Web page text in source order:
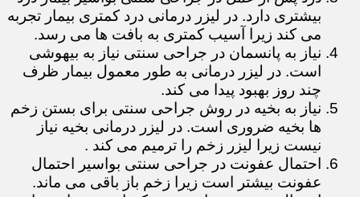
بیشتری دارد. در لیزر درمانی درد کمتری بیمار تجربه
می کند زیرا آسیب کمتری به بافت ها می رسد.
نیاز به پانسمان در جراحی سنتی نیاز به بیهوشی
است. در لیزر درمانی به طور معمول بیمار ظرف
چند روز بهبود پیدا می کند.
نیاز به بخیه در روش جراحی سنتی برای بستن زخم
ها بخیه ضروری است. در لیزر درمانی بخیه نیاز
نیست زیرا لیزر زخم را ترمیم می کند .
احتمال عفونت در جراحی سنتی بواسیر احتمال
عفونت بیشتر است زیرا زخم باز باقی می ماند.